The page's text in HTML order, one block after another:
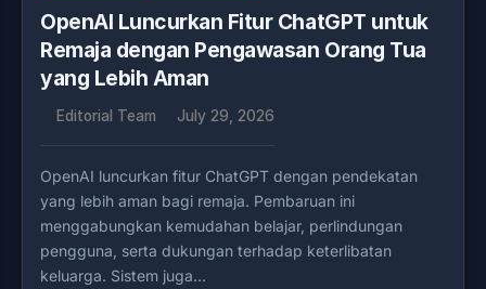
OpenAI Luncurkan Fitur ChatGPT untuk
Remaja dengan Pengawasan Orang Tua
yang Lebih Aman
Editorial Team July 29, 2026
OpenAI luncurkan fitur ChatGPT dengan pendekatan
yang lebih aman bagi remaja. Pembaruan ini
menggabungkan kemudahan belajar, perlindungan
pengguna, serta dukungan terhadap keterlibatan
keluarga. Sistem juga…